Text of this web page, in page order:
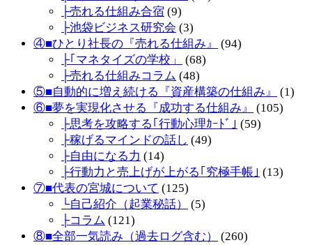
├売れる仕組み合宿 (9)
├池袋ビジネス研究会 (3)
④■ひとり社長の『売れる仕組み』
(94)
├｢マネタイズの学校」
(68)
├売れる仕組みコラム (48)
⑤■自動的に増え続ける『資産構築の仕組み』
(1)
⑥■夢を実現化させる『成功する仕組み』
(105)
├思考を攻略する｢行動心理ｶｰﾄﾞ｣ (59)
├稼げるマインドの話し (49)
├自由になる力 (14)
├行動力と売上げが上がる｢究極手帳｣ (13)
⑦■代表の宮城について (125)
└自己紹介（起業秘話）
(5)
├コラム (121)
⑧■全部一気読み（過去ログ含む）
(260)